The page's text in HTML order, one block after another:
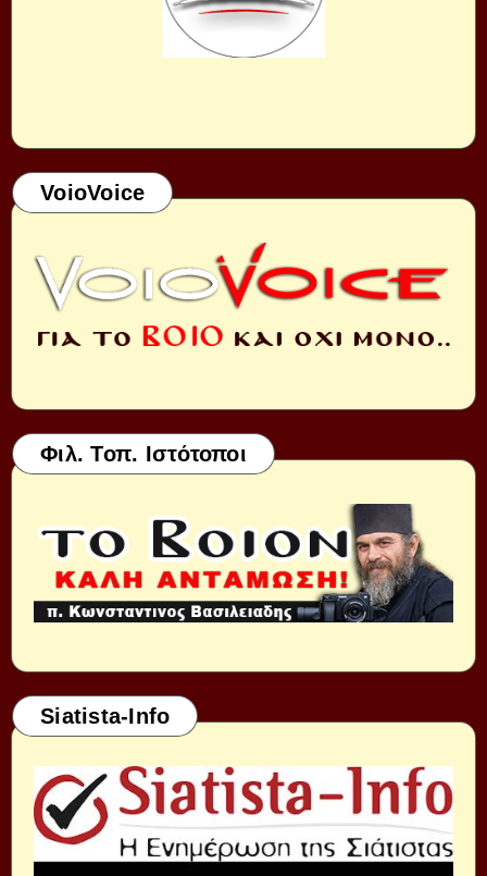
VoioVoice
Φιλ. Τοπ. Ιστότοποι
Siatista-Info